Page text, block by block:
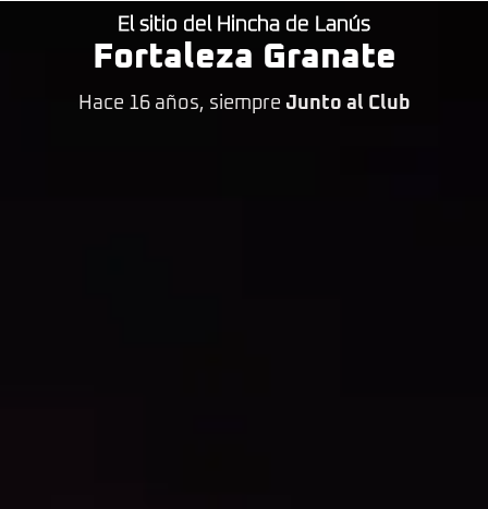
El sitio del Hincha de Lanús
Fortaleza Granate
Hace 16 años, siempre Junto al Club